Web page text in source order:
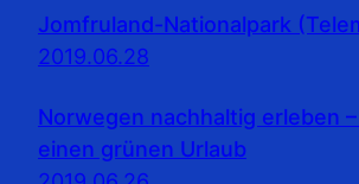
Jomfruland-Nationalpark
2019.06.28
Norwegen nachhaltig erleben
einen grünen Urlaub